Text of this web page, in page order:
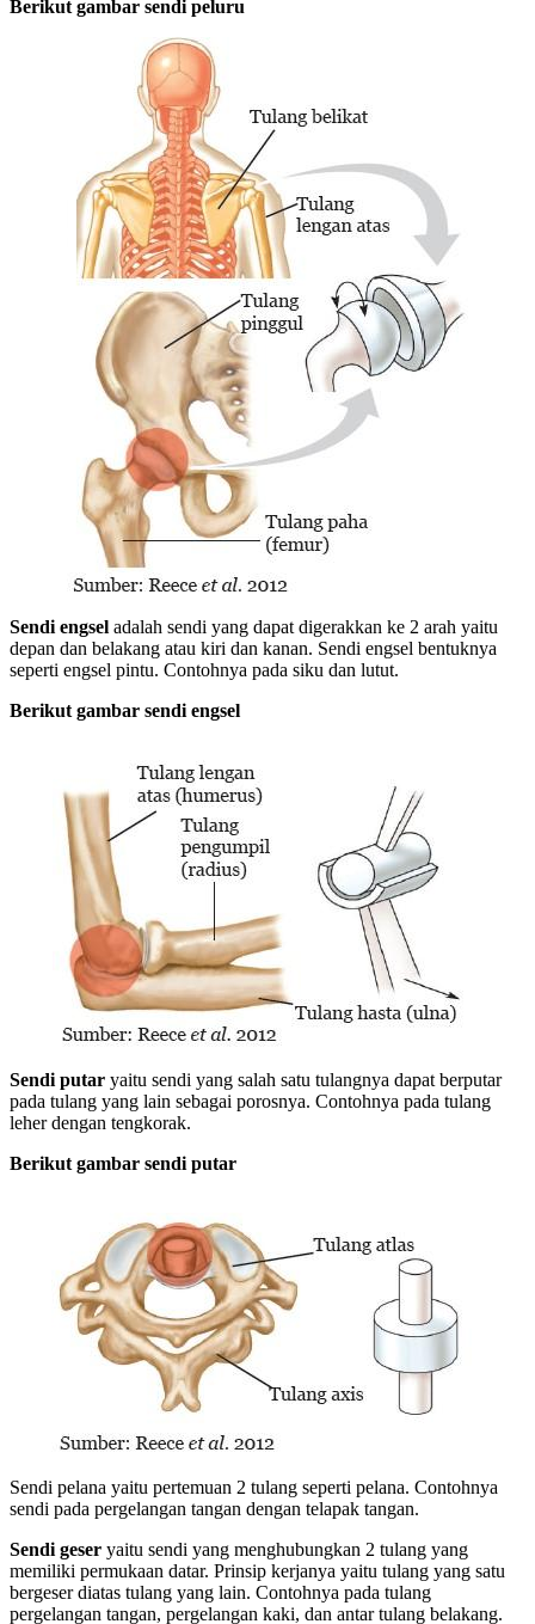
Berikut gambar sendi peluru
Sendi engsel adalah sendi yang dapat digerakkan ke 2 arah yaitu
depan dan belakang atau kiri dan kanan. Sendi engsel bentuknya
seperti engsel pintu. Contohnya pada siku dan lutut.
Berikut gambar sendi engsel
Sendi putar yaitu sendi yang salah satu tulangnya dapat berputar
pada tulang yang lain sebagai porosnya. Contohnya pada tulang
leher dengan tengkorak.
Berikut gambar sendi putar
Sendi pelana yaitu pertemuan 2 tulang seperti pelana. Contohnya
sendi pada pergelangan tangan dengan telapak tangan.
Sendi geser yaitu sendi yang menghubungkan 2 tulang yang
memiliki permukaan datar. Prinsip kerjanya yaitu tulang yang satu
bergeser diatas tulang yang lain. Contohnya pada tulang
pergelangan tangan, pergelangan kaki, dan antar tulang belakang.